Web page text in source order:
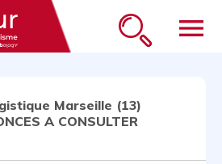
menu
Marseille (13)
A CONSULTER